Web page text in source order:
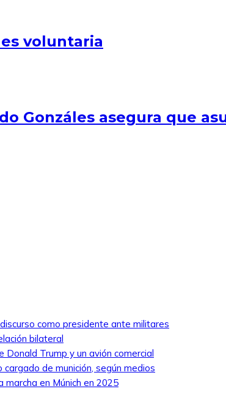
voluntaria
Gonzáles asegura que
como presidente ante militares
bilateral
Trump y un avión comercial
de munición, según medios
marcha en Múnich en 2025